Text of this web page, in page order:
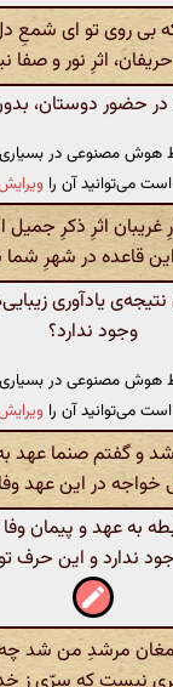
بی روی تو ای شمعِ
اثرِ نور و
حضور دوستان،
هوش مصنوعی در بسیاری
می‌توانید آن را
غریبان اثرِ ذکرِ
این قاعده در شهرِ
یادآوری
وجود ندارد؟
هوش مصنوعی در بسیاری
می‌توانید آن را
و گفتم صنما عهد
خواجه در این عهد
به عهد و پیمان
ندارد و این حرف
مغان مرشدِ من شد